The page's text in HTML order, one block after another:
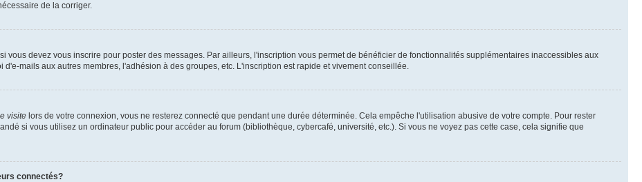
de la corriger.
vous devez vous inscrire pour poster des messages. Par ailleurs, l'inscription vous permet de bénéficier de fonctionnalités supplémentaires inaccessibles aux
mails aux autres membres, l'adhésion à des groupes, etc. L'inscription est rapide et vivement conseillée.
visite lors de votre connexion, vous ne resterez connecté que pendant une durée déterminée. Cela empêche l'utilisation abusive de votre compte. Pour rester
si vous utilisez un ordinateur public pour accéder au forum (bibliothèque, cybercafé, université, etc.). Si vous ne voyez pas cette case, cela signifie que
connectés?